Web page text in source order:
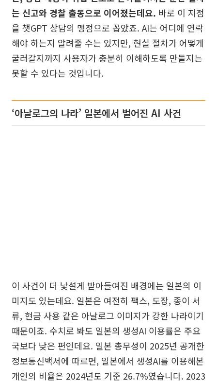
는 신고와 경찰 출동으로 이어졌는데요. 바로 이 지점
을 챗GPT 상담의 맹점으로 꼽았죠. AI는 어디에 연락
해야 하는지 알려줄 수는 있지만, 현실 절차가 어떻게
굴러갈지까지 사용자가 충분히 이해하도록 만들지는
못할 수 있다는 것입니다.
‘아날로그의 나라’ 일본에서 벌어진 AI 사건
이 사건이 더 낯설게 받아들여진 배경에는 일본의 이
미지도 있는데요. 일본은 여전히 팩스, 도장, 종이 서
류, 현금 사용 같은 아날로그 이미지가 강한 나라이기
때문이죠. 수치로 봐도 일본의 생성AI 이용률은 주요
국보다 낮은 편인데요. 일본 총무성이 2025년 공개한
정보통신백서에 따르면, 일본에서 생성AI를 이용해본
개인의 비율은 2024년도 기준 26.7%였습니다. 2023